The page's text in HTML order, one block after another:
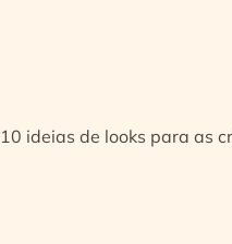
10 ideias de looks para as